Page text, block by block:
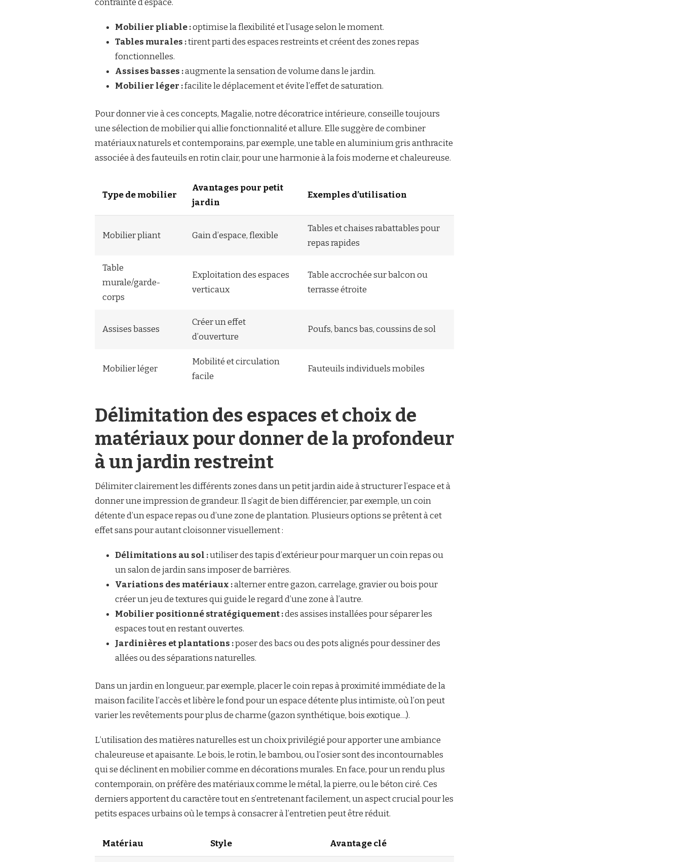
contrainte d’espace.
Mobilier pliable :optimise la flexibilité et l’usage selon le moment.
Tables murales :tirent parti des espaces restreints et créent des zones repas
fonctionnelles.
Assises basses :augmente la sensation de volume dans le jardin.
Mobilier léger :facilite le déplacement et évite l’effet de saturation.
Pour donner vie à ces concepts, Magalie, notre décoratrice intérieure, conseille toujours
une sélection de mobilier qui allie fonctionnalité et allure. Elle suggère de combiner
matériaux naturels et contemporains, par exemple, une table en aluminium gris anthracite
associée à des fauteuils en rotin clair, pour une harmonie à la fois moderne et chaleureuse.
Type de mobilier
Avantages pour petit
jardin
Exemples d’utilisation
Mobilier pliant Gain d’espace, flexible
Tables et chaises rabattables pour
repas rapides
Table
murale/garde-
corps
Exploitation des espaces
verticaux
Table accrochée sur balcon ou
terrasse étroite
Assises basses
Créer un effet
d’ouverture
Poufs, bancs bas, coussins de sol
Mobilier léger
Mobilité et circulation
facile
Fauteuils individuels mobiles
Délimitation des espaces et choix de
matériaux pour donner de la profondeur
à un jardin restreint
Délimiter clairement les différents zones dans un petit jardin aide à structurer l’espace et à
donner une impression de grandeur. Il s’agit de bien différencier, par exemple, un coin
détente d’un espace repas ou d’une zone de plantation. Plusieurs options se prêtent à cet
effet sans pour autant cloisonner visuellement :
Délimitations au sol :utiliser des tapis d’extérieur pour marquer un coin repas ou
un salon de jardin sans imposer de barrières.
Variations des matériaux :alterner entre gazon, carrelage, gravier ou bois pour
créer un jeu de textures qui guide le regard d’une zone à l’autre.
Mobilier positionné stratégiquement :des assises installées pour séparer les
espaces tout en restant ouvertes.
Jardinières et plantations :poser des bacs ou des pots alignés pour dessiner des
allées ou des séparations naturelles.
Dans un jardin en longueur, par exemple, placer le coin repas à proximité immédiate de la
maison facilite l’accès et libère le fond pour un espace détente plus intimiste, où l’on peut
varier les revêtements pour plus de charme (gazon synthétique, bois exotique…).
L’utilisation des matières naturelles est un choix privilégié pour apporter une ambiance
chaleureuse et apaisante. Le bois, le rotin, le bambou, ou l’osier sont des incontournables
qui se déclinent en mobilier comme en décorations murales. En face, pour un rendu plus
contemporain, on préfère des matériaux comme le métal, la pierre, ou le béton ciré. Ces
derniers apportent du caractère tout en s’entretenant facilement, un aspect crucial pour les
petits espaces urbains où le temps à consacrer à l’entretien peut être réduit.
Matériau Style Avantage clé